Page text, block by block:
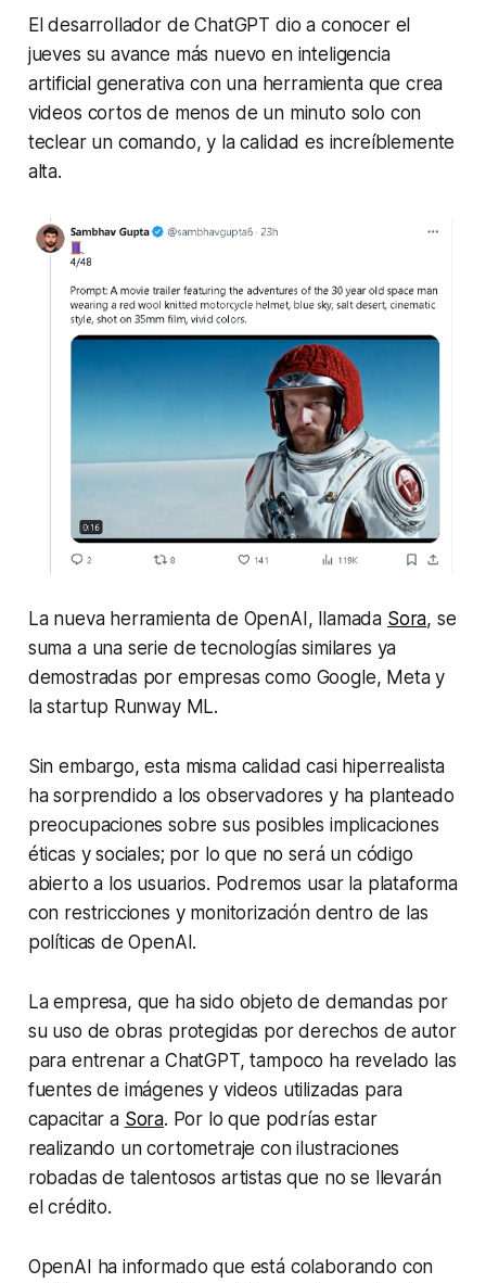
El desarrollador de ChatGPT dio a conocer el
jueves su avance más nuevo en inteligencia
artificial generativa con una herramienta que crea
videos cortos de menos de un minuto solo con
teclear un comando, y la calidad es increíblemente
alta.
La nueva herramienta de OpenAI, llamada Sora, se
suma a una serie de tecnologías similares ya
demostradas por empresas como Google, Meta y
la startup Runway ML.
Sin embargo, esta misma calidad casi hiperrealista
ha sorprendido a los observadores y ha planteado
preocupaciones sobre sus posibles implicaciones
éticas y sociales; por lo que no será un código
abierto a los usuarios. Podremos usar la plataforma
con restricciones y monitorización dentro de las
políticas de OpenAI.
La empresa, que ha sido objeto de demandas por
su uso de obras protegidas por derechos de autor
para entrenar a ChatGPT, tampoco ha revelado las
fuentes de imágenes y videos utilizadas para
capacitar a Sora. Por lo que podrías estar
realizando un cortometraje con ilustraciones
robadas de talentosos artistas que no se llevarán
el crédito.
OpenAI ha informado que está colaborando con